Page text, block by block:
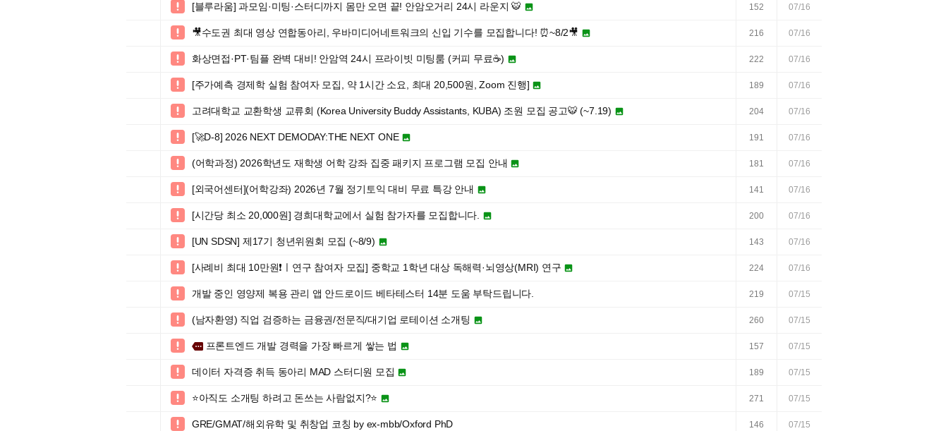
 [블루라움] 과모임·미팅·스터디까지 몸만 오면 끝! 안암오거리 24시 라운지 🐯  152 07/16
 🎥수도권 최대 영상 연합동아리, 우바미디어네트워크의 신입 기수를 모집합니다! ⏰~8/2🎥  216 07/16
 화상면접·PT·팀플 완벽 대비! 안암역 24시 프라이빗 미팅룸 (커피 무료☕)  222 07/16
 [주가예측 경제학 실험 참여자 모집, 약 1시간 소요, 최대 20,500원, Zoom 진행]  189 07/16
 고려대학교 교환학생 교류회 (Korea University Buddy Assistants, KUBA) 조원 모집 공고🐯 (~7.19)  204 07/16
 [🚀D-8] 2026 NEXT DEMODAY:THE NEXT ONE  191 07/16
 (어학과정) 2026학년도 재학생 어학 강좌 집중 패키지 프로그램 모집 안내  181 07/16
 [외국어센터](어학강좌) 2026년 7월 정기토익 대비 무료 특강 안내  141 07/16
 [시간당 최소 20,000원] 경희대학교에서 실험 참가자를 모집합니다.  200 07/16
 [UN SDSN] 제17기 청년위원회 모집 (~8/9)  143 07/16
 [사례비 최대 10만원❗ㅣ연구 참여자 모집] 중학교 1학년 대상 독해력·뇌영상(MRI) 연구  224 07/16
 개발 중인 영양제 복용 관리 앱 안드로이드 베타테스터 14분 도움 부탁드립니다. 219 07/15
 (남자환영) 직업 검증하는 금융권/전문직/대기업 로테이션 소개팅  260 07/15
 more 프론트엔드 개발 경력을 가장 빠르게 쌓는 법  157 07/15
 데이터 자격증 취득 동아리 MAD 스터디원 모집  189 07/15
 ⭐️아직도 소개팅 하려고 돈쓰는 사람없지?⭐️  271 07/15
 GRE/GMAT/해외유학 및 취창업 코칭 by ex-mbb/Oxford PhD 146 07/15